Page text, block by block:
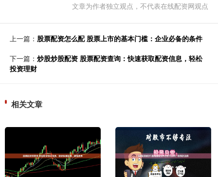
文章为作者独立观点，不代表在线配资网观点
上一篇： 股票配资怎么配 股票上市的基本门槛：企业必备的条件
下一篇： 炒股炒股配资 股票配资查询：快速获取配资信息，轻松
投资理财
相关文章